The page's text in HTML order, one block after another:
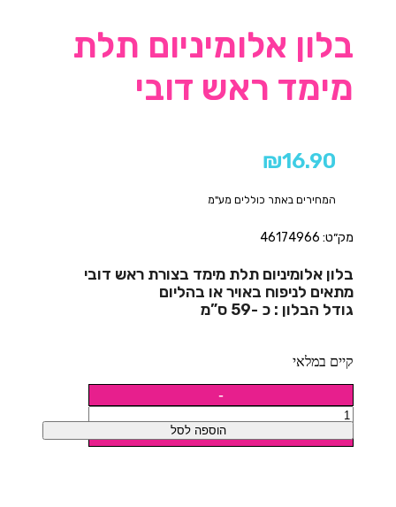
בלון אלומיניום תלת
מימד ראש דובי
₪16.90
המחירים באתר כוללים מע"מ
מק״ט: 46174966
בלון אלומיניום תלת מימד בצורת ראש דובי
מתאים לניפוח באויר או בהליום
גודל הבלון : כ -59 ס”מ
קיים במלאי
הוספה לסל